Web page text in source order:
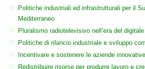
Politiche industriali ed infrastrutturali per il
Mediterraneo
Pluralismo radiotelevisivo nell’era del digitale
Politiche di rilancio industriale e sviluppo
Incentivare e sostenere le aziende innovative
Redistribuire risorse per produrre lavoro e